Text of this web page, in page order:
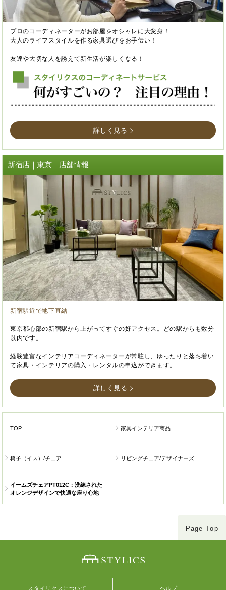
プロのコーディネーターがお部屋をオシャレに大変身！
大人のライフスタイルを作る家具選びをお手伝い！
友達や大切な人を誘えて新生活が楽しくなる！
詳しく見る
新宿店｜東京 店舗情報
新宿駅近で地下直結
東京都心部の新宿駅から上がってすぐの好アクセス。どの駅からも数分
以内です。
経験豊富なインテリアコーディネーターが常駐し、ゆったりと落ち着い
て家具・インテリアの購入・レンタルの申込ができます。
詳しく見る
TOP 家具インテリア商品
椅子（イス）/チェア リビングチェア/デザイナーズ
イームズチェアPT012C：洗練された
オレンジデザインで快適な座り心地
Page Top
スタイリクスについて ヘルプ